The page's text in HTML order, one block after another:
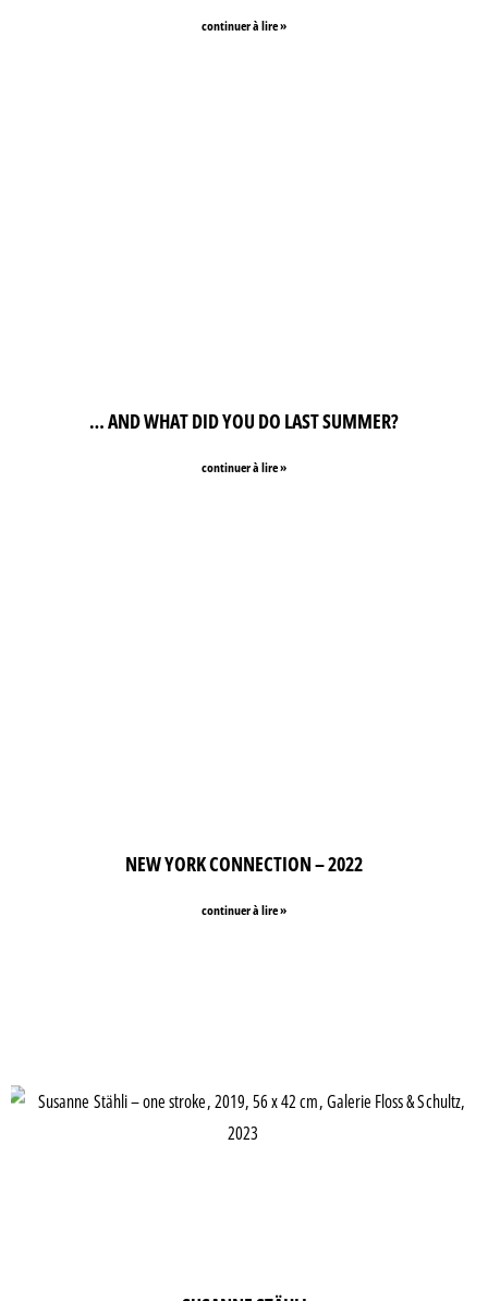
continuer à lire »
… AND WHAT DID YOU DO LAST SUMMER?
continuer à lire »
NEW YORK CONNECTION – 2022
continuer à lire »